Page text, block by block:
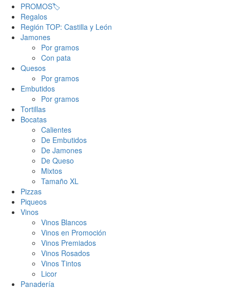
PROMOS🏷️
Regalos
Región TOP: Castilla y León
Jamones
Por gramos
Con pata
Quesos
Por gramos
Embutidos
Por gramos
Tortillas
Bocatas
Calientes
De Embutidos
De Jamones
De Queso
Mixtos
Tamaño XL
Pizzas
Piqueos
Vinos
Vinos Blancos
Vinos en Promoción
Vinos Premiados
Vinos Rosados
Vinos Tintos
Licor
Panadería